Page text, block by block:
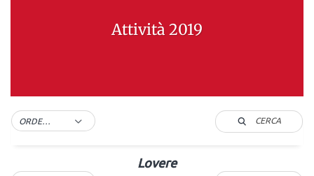
Attività 2019
ORDER BY DEFAULT CERCA
Lovere